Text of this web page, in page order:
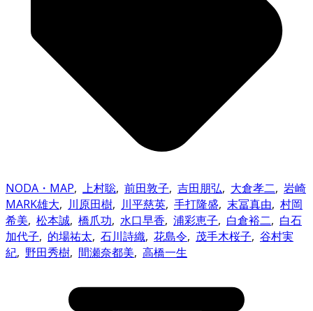
NODA・MAP, 上村聡, 前田敦子, 吉田朋弘, 大倉孝二, 岩崎
MARK雄大, 川原田樹, 川平慈英, 手打隆盛, 末冨真由, 村岡
希美, 松本誠, 橋爪功, 水口早香, 浦彩恵子, 白倉裕二, 白石
加代子, 的場祐太, 石川詩織, 花島令, 茂手木桜子, 谷村実
紀, 野田秀樹, 間瀬奈都美, 高橋一生